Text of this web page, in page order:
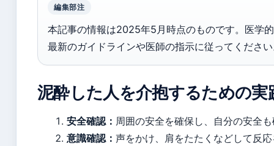
編集部注
本記事の情報は2025年5月時点のものです。医学
最新のガイドラインや医師の指示に従ってくださ
泥酔した人を介抱するための
安全確認： 周囲の安全を確保し、自分の安全
意識確認： 声をかけ、肩をたたくなどして反